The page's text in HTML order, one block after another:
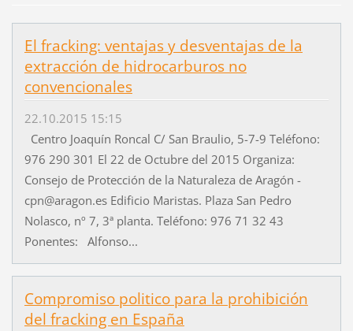
El fracking: ventajas y desventajas de la
extracción de hidrocarburos no
convencionales
22.10.2015 15:15
Centro Joaquín Roncal C/ San Braulio, 5-7-9 Teléfono:
976 290 301 El 22 de Octubre del 2015 Organiza:
Consejo de Protección de la Naturaleza de Aragón -
cpn@aragon.es Edificio Maristas. Plaza San Pedro
Nolasco, nº 7, 3ª planta. Teléfono: 976 71 32 43
Ponentes: Alfonso...
Compromiso politico para la prohibición
del fracking en España